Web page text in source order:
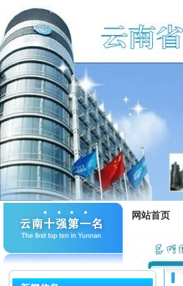
网站首页